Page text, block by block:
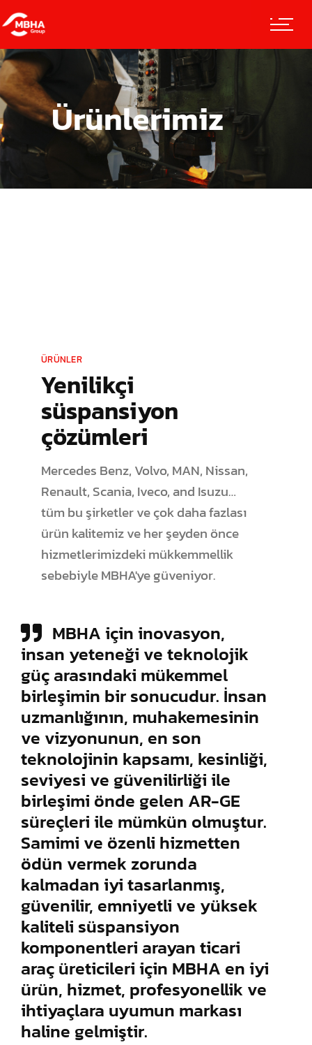
Ürünlerimiz
ÜRÜNLER
Yenilikçi
süspansiyon
çözümleri
Mercedes Benz, Volvo, MAN, Nissan,
Renault, Scania, Iveco, and Isuzu…
tüm bu şirketler ve çok daha fazlası
ürün kalitemiz ve her şeyden önce
hizmetlerimizdeki mükkemmellik
sebebiyle MBHA'ye güveniyor.
MBHA için inovasyon,
insan yeteneği ve teknolojik
güç arasındaki mükemmel
birleşimin bir sonucudur. İnsan
uzmanlığının, muhakemesinin
ve vizyonunun, en son
teknolojinin kapsamı, kesinliği,
seviyesi ve güvenilirliği ile
birleşimi önde gelen AR-GE
süreçleri ile mümkün olmuştur.
Samimi ve özenli hizmetten
ödün vermek zorunda
kalmadan iyi tasarlanmış,
güvenilir, emniyetli ve yüksek
kaliteli süspansiyon
komponentleri arayan ticari
araç üreticileri için MBHA en iyi
ürün, hizmet, profesyonellik ve
ihtiyaçlara uyumun markası
haline gelmiştir.